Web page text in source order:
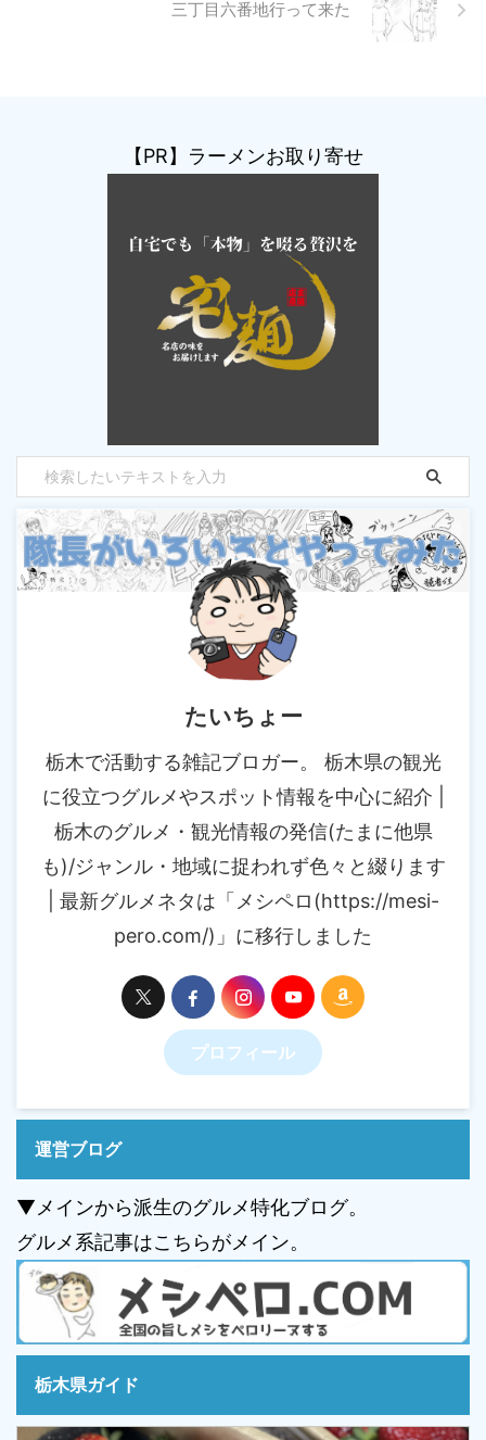
三丁目六番地行って来た
【PR】ラーメンお取り寄せ
たいちょー
栃木で活動する雑記ブロガー。 栃木県の観光
に役立つグルメやスポット情報を中心に紹介 |
栃木のグルメ・観光情報の発信(たまに他県
も)/ジャンル・地域に捉われず色々と綴ります
| 最新グルメネタは「メシペロ(https://mesi-
pero.com/)」に移行しました
プロフィール
運営ブログ
▼メインから派生のグルメ特化ブログ。
グルメ系記事はこちらがメイン。
栃木県ガイド